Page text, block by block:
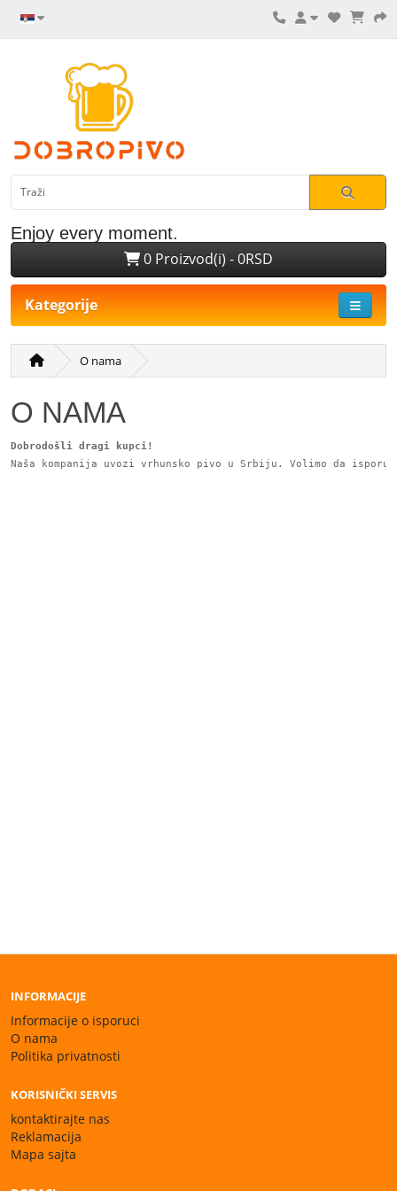
Enjoy every moment.
0 Proizvod(i) - 0RSD
Kategorije
O nama
O NAMA
Dobrodošli dragi kupci!
Naša kompanija uvozi vrhunsko pivo u Srbiju. Volimo da
INFORMACIJE
Informacije o isporuci
O nama
Politika privatnosti
KORISNIČKI SERVIS
kontaktirajte nas
Reklamacija
Mapa sajta